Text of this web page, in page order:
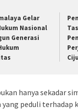
Gelar
Nasional
Generasi
hanya sekadar
peduli terhadap